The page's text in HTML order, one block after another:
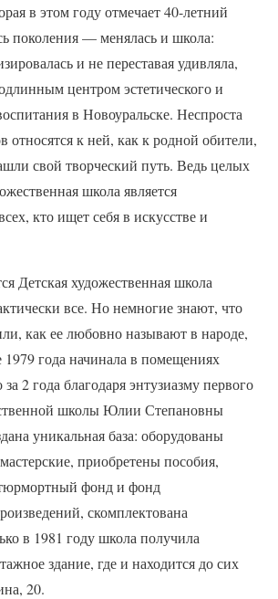
в этом году отмечает 40-летний
поколения — менялась и школа:
и не переставая удивляла,
центром эстетического и
в Новоуральске. Неспроста
относятся к ней, как к родной обители,
свой творческий путь. Ведь целых
школа является
кто ищет себя в искусстве и
Детская художественная школа
все. Но немногие знают, что
как ее любовно называют в народе,
1979 года начинала в помещениях
2 года благодаря энтузиазму первого
школы Юлии Степановны
уникальная база: оборудованы
приобретены пособия,
фонд и фонд
скомплектована
в 1981 году школа получила
здание, где и находится до сих
20.